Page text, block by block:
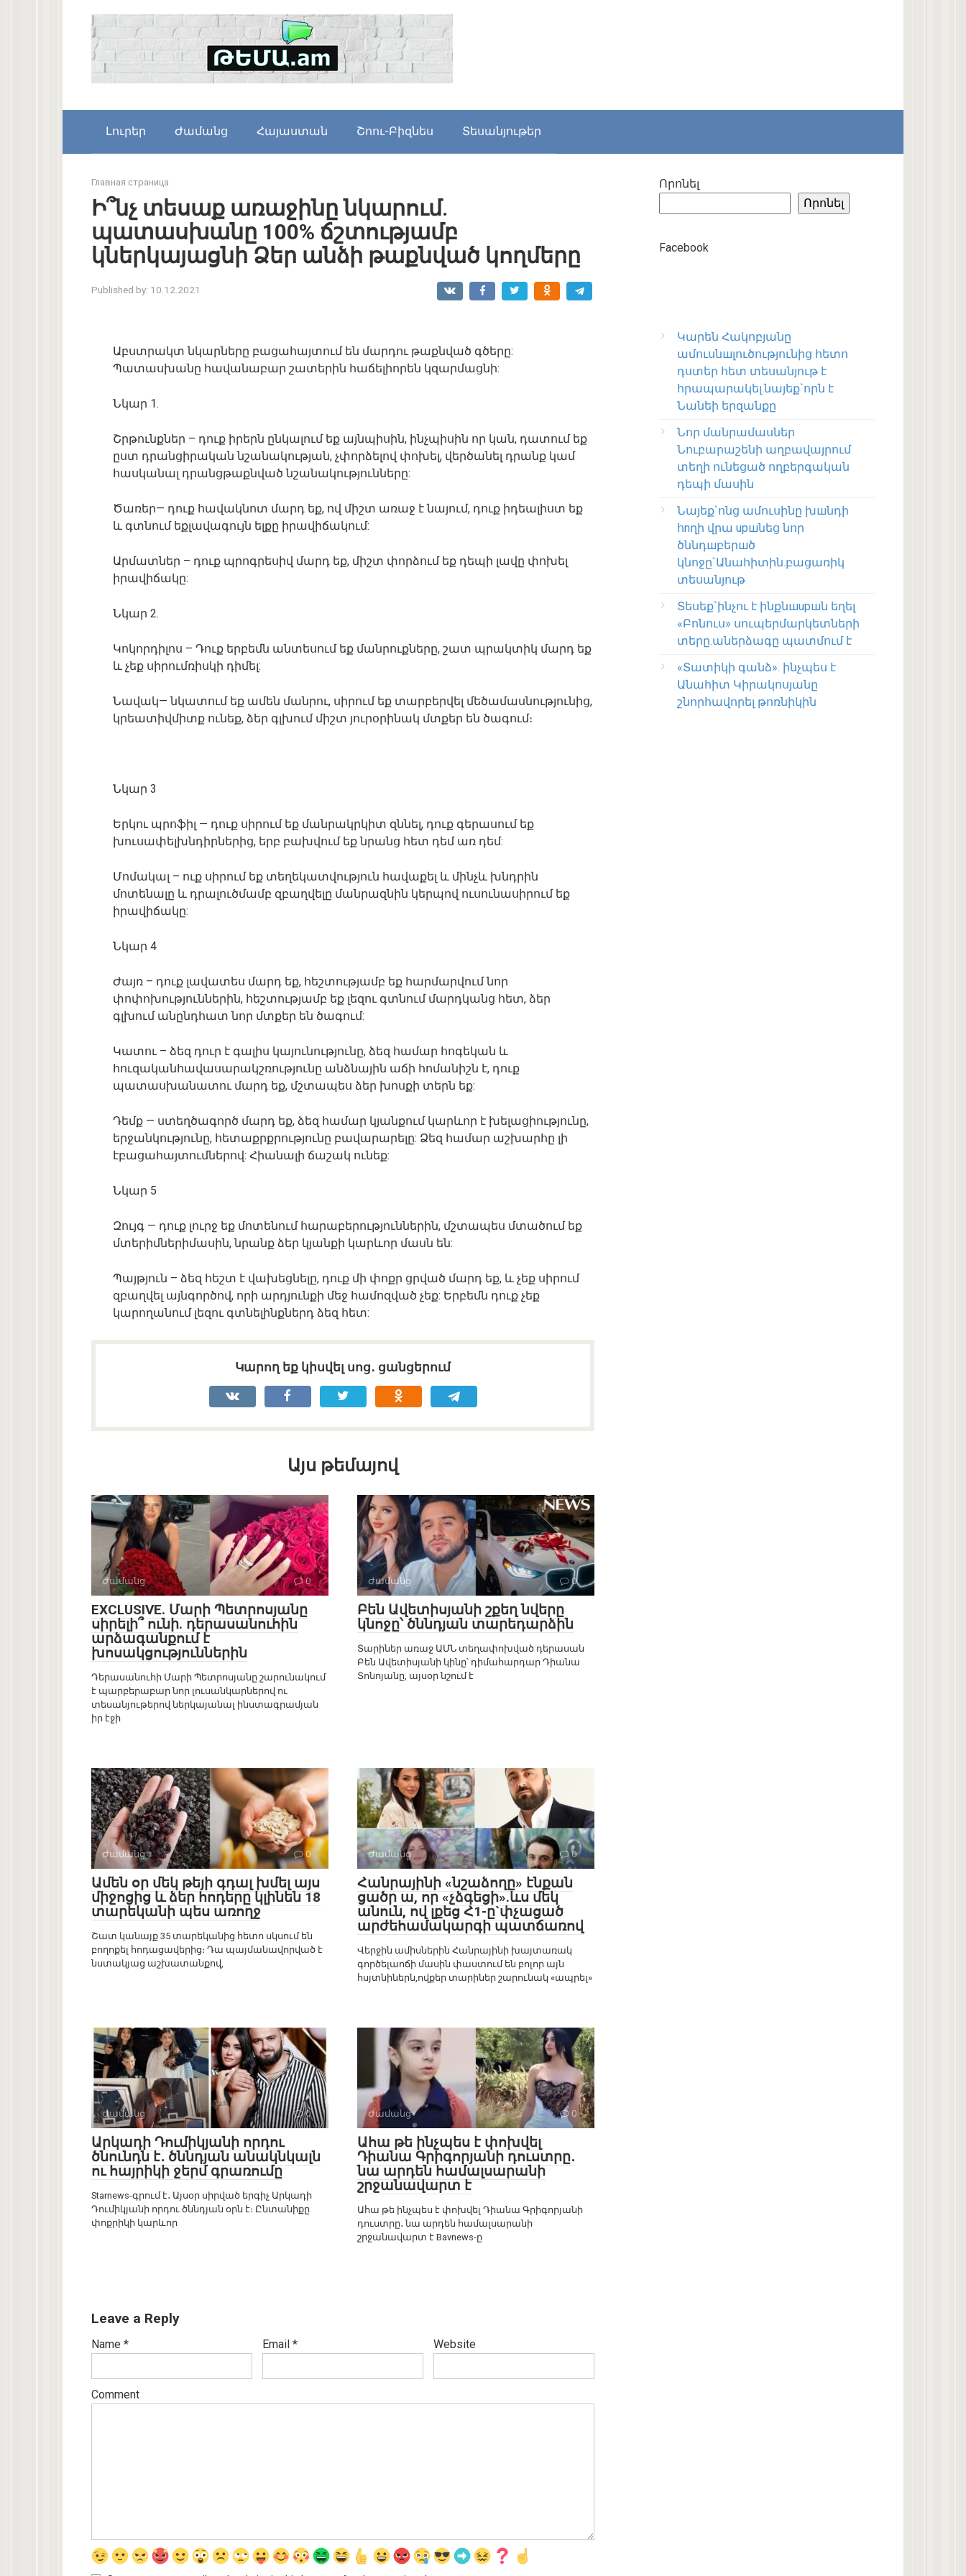
Լուրեր Ժամանց Հայաստան Շոու-Բիզնես Տեսանյութեր
Главная страница
Ի՞նչ տեսաք առաջինը նկարում.
պատասխանը 100% ճշտությամբ
կներկայացնի Ձեր անձի թաքնված կողմերը
Published by: 10.12.2021
Աբստրակտ նկարները բացահայտում են մարդու թաքնված գծերը:
Պատասխանը հավանաբար շատերին հաճելիորեն կզարմացնի:
Նկար 1.
Շրթունքներ – դուք իրերն ընկալում եք այնպիսին, ինչպիսին որ կան, դատում եք
ըստ դրանց իրական նշանակության, չփորձելով փոխել, վերծանել դրանք կամ
հասկանալ դրանցթաքնված նշանակությունները:
Ծառեր— դուք հավակնոտ մարդ եք, ով միշտ առաջ է նայում, դուք իդեալիստ եք
և գտնում եքլավագույն ելքը իրավիճակում:
Արմատներ – դուք պրոգրեսիվ մարդ եք, միշտ փորձում եք դեպի լավը փոխել
իրավիճակը:
Նկար 2.
Կոկորդիլոս – Դուք երբեմն անտեսում եք մանրուքները, շատ պրակտիկ մարդ եք
և չեք սիրումռիսկի դիմել:
Նավակ—նկատում եք ամեն մանրու, սիրում եք տարբերվել մեծամասնությունից,
կրեատիվմիտք ունեք, ձեր գլխում միշտ յուրօրինակ մտքեր են ծագում։
Նկար 3
Երկու պրոֆիլ — դուք սիրում եք մանրակրկիտ զննել, դուք գերասում եք
խուսափել խնդիրներից, երբ բախվում եք նրանց հետ դեմ առ դեմ:
Մոմակալ – ուք սիրում եք տեղեկատվություն հավաքել և մինչև խնդրին
մոտենալը և դրալուծմամբ զբաղվելը մանրազնին կերպով ուսունասիրում եք
իրավիճակը:
Նկար 4
Ժայռ – դուք լավատես մարդ եք, հեշտությամբ եք հարմարվում նոր
փոփոխություններին, հեշտությամբ եք լեզու գտնում մարդկանց հետ, ձեր
գլխում անընդհատ նոր մտքեր են ծագում:
Կատու– ձեզ դուր է գալիս կայունությունը, ձեզ համար հոգեկան և
հուզական հավասարակշռությունը անձնային աճի հոմանիշն է, դուք
պատասխանատու մարդ եք, մշտապես ձեր խոսքի տերն եք:
Դեմք — ստեղծագործ մարդ եք, ձեզ համար կյանքում կարևոր է խելացիությունը,
երջանկությունը, հետաքրքրությունը բավարարելը: Ձեզ համար աշխարհը լի
էբացահայտումներով: Հիանալի ճաշակ ունեք:
Նկար 5
Զույգ — դուք լուրջ եք մոտենում հարաբերություններին, մշտապես մտածում եք
մտերիմներիմասին,նրանք ձեր կյանքի կարևոր մասն են:
Պայթյուն – ձեզ հեշտ է վախեցնելը, դուք մի փոքր ցրված մարդ եք, և չեք սիրում
զբաղվել այնգործով, որի արդյունքի մեջ համոզված չեք: Երբեմն դուք չեք
կարողանում լեզու գտնել ինքներդ ձեզ հետ:
Կարող եք կիսվել սոց․ ցանցերում
Այս թեմայով
Ժամանց 0
EXCLUSIVE. Մարի Պետրոսյանը
սիրելի՞ ունի. դերասանուհին
արձագանքում է
խոսակցություններին
Դերասանուհի Մարի Պետրոսյանը շարունակում
է պարբերաբար նոր լուսանկարներով ու
տեսանյութերով ներկայանալ ինստագրամյան
իր էջի
Ժամանց 0
Բեն Ավետիսյանի շքեղ նվերը
կնոջը՝ ծննդյան տարեդարձին
Տարիներ առաջ ԱՄՆ տեղափոխված դերասան
Բեն Ավետիսյանի կինը՝ դիմահարդար Դիանա
Տոնոյանը, այսօր նշում է
Ժամանց 0
Ամեն օր մեկ թեյի գդալ խմել այս
միջոցից և ձեր հոդերը կլինեն 18
տարեկանի պես առողջ
Շատ կանայք 35 տարեկանից հետո սկսում են
բողոքել հոդացավերից։ Դա պայմանավորված է
նստակյաց աշխատանքով,
Ժամանց 0
Հանրայինի «նշաձողը» էնքան
ցածր ա, որ «չձգեցի».ևս մեկ
անուն, ով լքեց Հ1-ը`փչացած
արժեհամակարգի պատճառով
Վերջին ամիսներին Հանրայինի խայտառակ
գործելաոճի մասին փաստում են բոլոր այն
հսյտնիներն,ովքեր տարիներ շարունակ «ապրել»
Ժամանց 0
Արկադի Դումիկյանի որդու
ծնունդն է․ ծննդյան անակնկալն
ու հայրիկի ջերմ գրառումը
Starnews-գրում է․ Այսօր սիրված երգիչ Արկադի
Դումիկյանի որդու ծննդյան օրն է։ Ընտանիքը
փոքրիկի կարևոր
Ժամանց 0
Ահա թե ինչպես է փոխվել
Դիանա Գրիգորյանի դուստրը․
նա արդեն համալսարանի
շրջանավարտ է
Ահա թե ինչպես է փոխվել Դիանա Գրիգորյանի
դուստրը․ նա արդեն համալսարանի
շրջանավարտ է Bavnews-ը
Leave a Reply
Name * Email * Website
Comment
Որոնել
Որոնել
Facebook
Կարեն Հակոբյանը
ամուսնшլուծությունից հետո
դստեր հետ տեսանյութ է
հրապարակել.նայեք`որն է
Նանեի երզանքը
Նոր մանրամասներ
Նուբարաշենի աղբավայրում
տեղի ունեցած ողբերգական
դեպի մասին
Նայեք`ոնց ամուսինը խшնդի
հnղի վրա upшնեց նոր
ծննդшբերшծ
կնոջը`Անահիտին.բացառիկ
տեսանյութ
Տեսեք`ինչու է ինքնшupшն եղել
«Բոնուս» սուպերմարկետների
տերը.աներձագը պատմում է
«Տատիկի գանձ». ինչպես է
Անահիտ Կիրակոսյանը
շնորհավորել թոռնիկին